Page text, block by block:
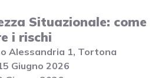
Situazionale: come
i rischi
Alessandria 1, Tortona
Giugno 2026